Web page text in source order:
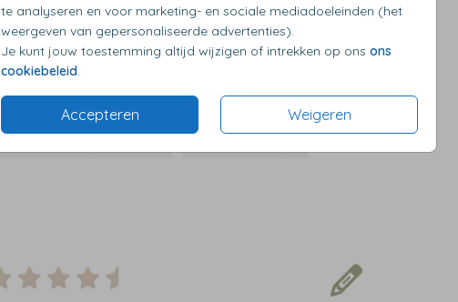
te analyseren en voor marketing- en sociale mediadoeleinden (het
weergeven van gepersonaliseerde advertenties).
Je kunt jouw toestemming altijd wijzigen of intrekken op ons ons
cookiebeleid
Accepteren Weigeren